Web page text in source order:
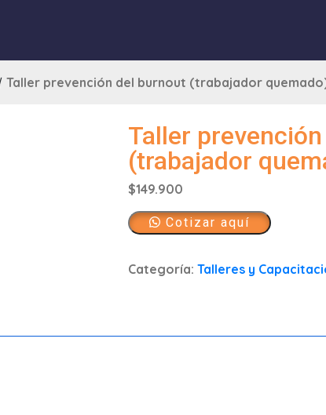
Taller prevención del burnout (trabajador
Taller
(trabajador
$149.900
Cotizar aquí
Categoría:Talleres y